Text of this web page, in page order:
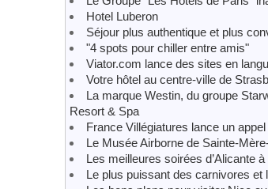
Hotel Luberon
Séjour plus authentique et plus
"4 spots pour chiller entre amis"
Viator.com lance des sites en
Votre hôtel au centre-ville de
La marque Westin, du groupe
Resort & Spa
France Villégiatures lance un
Le Musée Airborne de Sainte-
Les meilleures soirées d’Alicante
Le plus puissant des carnivores et